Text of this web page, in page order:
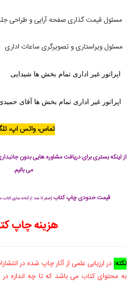
مسئول قیمت گذاری صفحه آرایی و
مسئول ویراستاری و تصویرگری
اپراتور غیر اداری تمام بخش ها
اپراتور غیر اداری تمام بخش ها
تماس، واتس اپ،
از اینکه بستری برای دریافت مشاوره هایی بدون
می بالیم.
قیمت حدودی چاپ کتاب (صفر تا صد: از آماده سازی
هزینه چاپ
نکته: در ارزیابی علمی از آثار چاپ شده در
به محتوای کتاب می باشد که تا چه اندازه